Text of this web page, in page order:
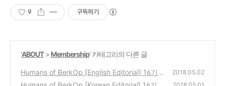
9 구독하기
'ABOUT> Membership' 카테고리의 다른 글
Humans of BerkOp [English Editorial] 16기
(0)
2018.05.02